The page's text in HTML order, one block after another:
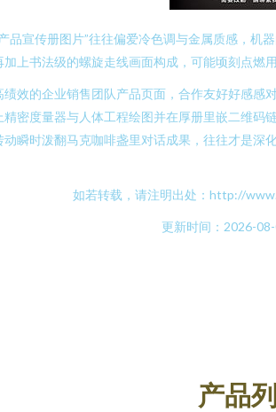
品宣传册图片”往往偏爱冷色调与金属质感，
上书法级的螺旋走线画面构成，可能顷刻点燃
效的企业销售团队产品页面，合作友好好感
密度量器与人体工程绘图并在厚册里嵌二维
瞬时泼翻马克咖啡盏里对话成果，往往才是
如若转载，请注明出处：http://
更新时间：2026-
产品